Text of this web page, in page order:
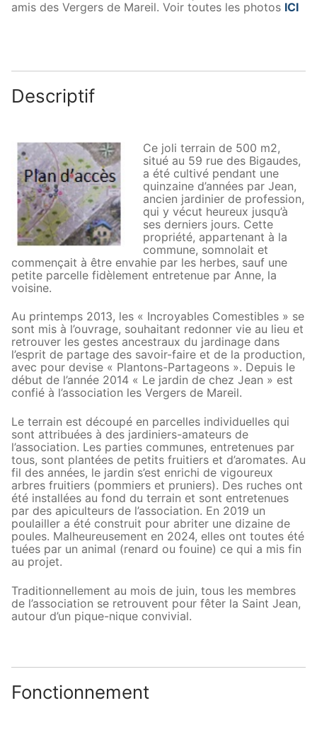
amis des Vergers de Mareil. Voir toutes les photos ICI
Descriptif
Ce joli terrain de 500 m2,
situé au 59 rue des Bigaudes,
a été cultivé pendant une
quinzaine d’années par Jean,
ancien jardinier de profession,
qui y vécut heureux jusqu’à
ses derniers jours. Cette
propriété, appartenant à la
commune, somnolait et
commençait à être envahie par les herbes, sauf une
petite parcelle fidèlement entretenue par Anne, la
voisine.
Au printemps 2013, les « Incroyables Comestibles » se
sont mis à l’ouvrage, souhaitant redonner vie au lieu et
retrouver les gestes ancestraux du jardinage dans
l’esprit de partage des savoir-faire et de la production,
avec pour devise « Plantons-Partageons ». Depuis le
début de l’année 2014 « Le jardin de chez Jean » est
confié à l’association les Vergers de Mareil.
Le terrain est découpé en parcelles individuelles qui
sont attribuées à des jardiniers-amateurs de
l’association. Les parties communes, entretenues par
tous, sont plantées de petits fruitiers et d’aromates. Au
fil des années, le jardin s’est enrichi de vigoureux
arbres fruitiers (pommiers et pruniers). Des ruches ont
été installées au fond du terrain et sont entretenues
par des apiculteurs de l’association. En 2019 un
poulailler a été construit pour abriter une dizaine de
poules. Malheureusement en 2024, elles ont toutes été
tuées par un animal (renard ou fouine) ce qui a mis fin
au projet.
Traditionnellement au mois de juin, tous les membres
de l’association se retrouvent pour fêter la Saint Jean,
autour d’un pique-nique convivial.
Fonctionnement